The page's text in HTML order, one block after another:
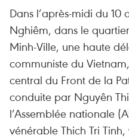
Dans l’après-midi du
Nghiêm, dans le
Minh-Ville, une haute
communiste du
central du Front de la
conduite par Nguyên
l’Assemblée nationale
vénérable Thich Tri